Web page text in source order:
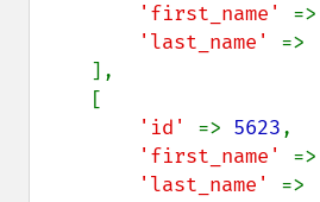
'first_name' =>
'last_name' =>
'id' => 5623,
'first_name' =>
'last_name' =>